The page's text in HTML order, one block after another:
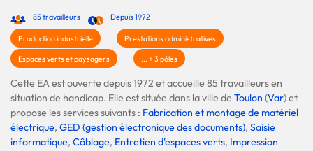
85 travailleurs Depuis 1972
Production industrielle Prestations administratives
Espaces verts et paysagers ... + 3 pôles
Cette EA est ouverte depuis 1972 et accueille 85 travailleurs en
situation de handicap. Elle est située dans la ville deToulon (Var) et
propose les services suivants : Fabrication et montage de matériel
électrique, GED (gestion électronique des documents), Saisie
informatique, Câblage, Entretien d'espaces verts, Impression